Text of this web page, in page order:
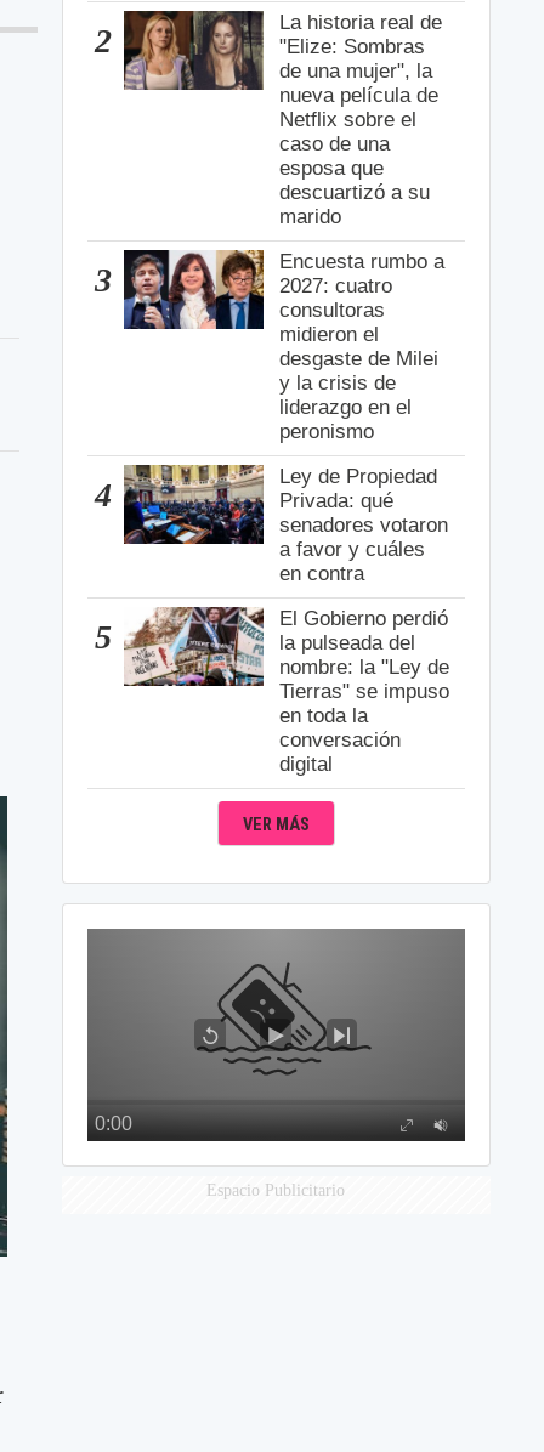
2
La historia real de
"Elize: Sombras
de una mujer", la
nueva película de
Netflix sobre el
caso de una
esposa que
descuartizó a su
marido
3
Encuesta rumbo a
2027: cuatro
consultoras
midieron el
desgaste de Milei
y la crisis de
liderazgo en el
peronismo
4
Ley de Propiedad
Privada: qué
senadores votaron
a favor y cuáles
en contra
5
El Gobierno perdió
la pulseada del
nombre: la "Ley de
Tierras" se impuso
en toda la
conversación
digital
VER MÁS
Espacio Publicitario